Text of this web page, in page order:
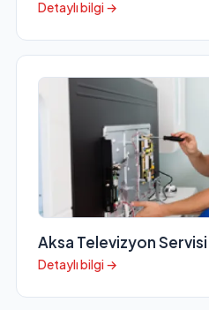
Detaylı bilgi →
Aksa Televizyon Servisi
Detaylı bilgi →